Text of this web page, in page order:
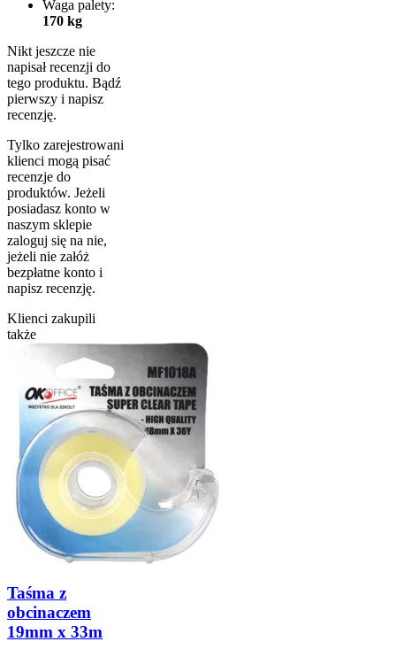
Waga palety:
170 kg
Nikt jeszcze nie
napisał recenzji do
tego produktu. Bądź
pierwszy i napisz
recenzję.
Tylko zarejestrowani
klienci mogą pisać
recenzje do
produktów. Jeżeli
posiadasz konto w
naszym sklepie
zaloguj się na nie,
jeżeli nie załóż
bezpłatne konto i
napisz recenzję.
Klienci zakupili
także
Taśma z
obcinaczem
19mm x 33m